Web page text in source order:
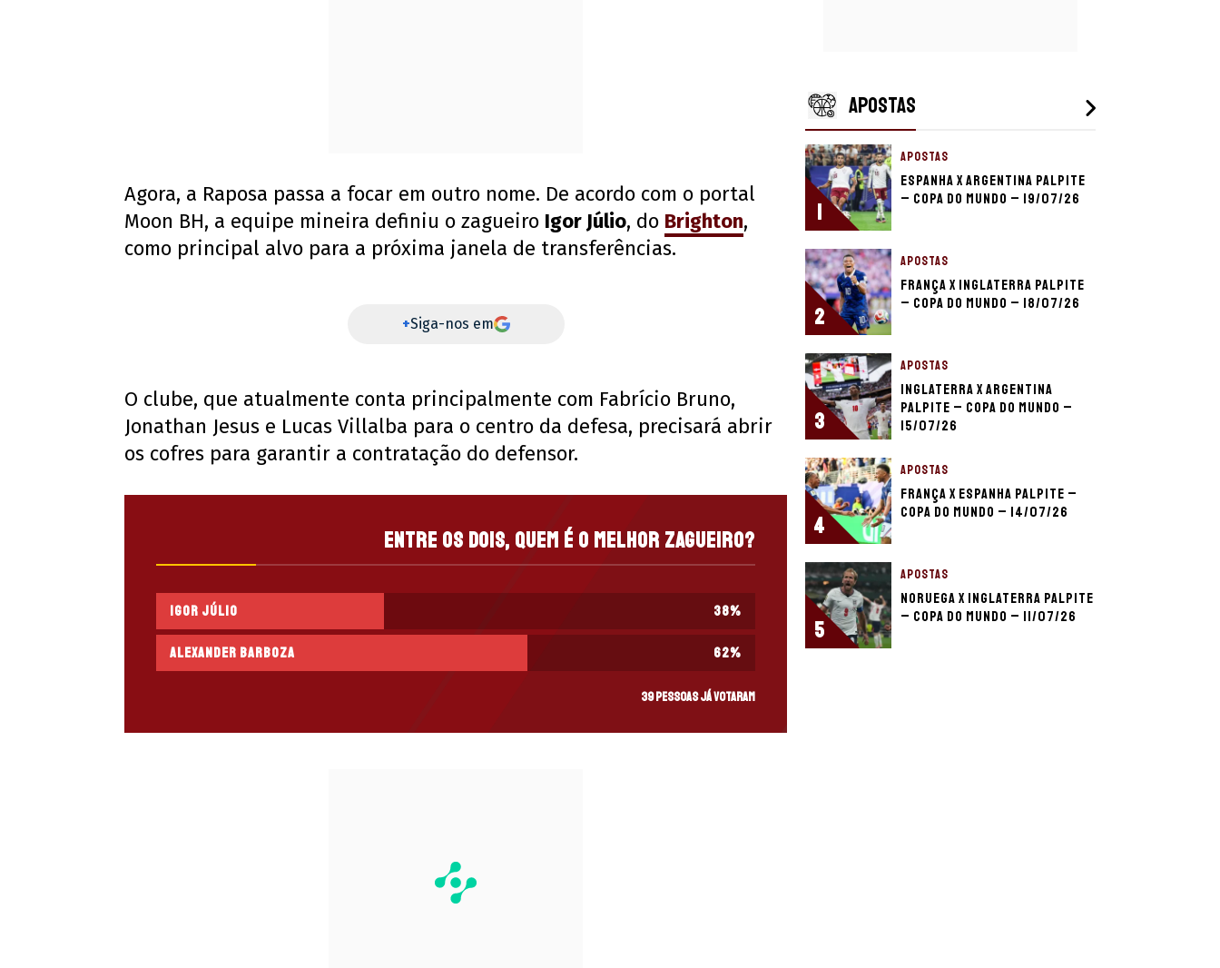
Agora, a Raposa passa a focar em outro nome. De acordo com o portal
Moon BH, a equipe mineira definiu o zagueiro Igor Júlio, do Brighton,
como principal alvo para a próxima janela de transferências.
+Siga-nos em
O clube, que atualmente conta principalmente com Fabrício Bruno,
Jonathan Jesus e Lucas Villalba para o centro da defesa, precisará abrir
os cofres para garantir a contratação do defensor.
Entre os dois, quem é o melhor zagueiro?
Igor Júlio 38%
Alexander Barboza 62%
39 pessoas já votaram
APOSTAS
1
APOSTAS
Espanha x Argentina palpite
– Copa do Mundo – 19/07/26
2
APOSTAS
França x Inglaterra palpite
– Copa do Mundo – 18/07/26
3
APOSTAS
Inglaterra x Argentina
palpite – Copa do Mundo –
15/07/26
4
APOSTAS
França x Espanha palpite –
Copa do Mundo – 14/07/26
5
APOSTAS
Noruega x Inglaterra palpite
– Copa do Mundo – 11/07/26